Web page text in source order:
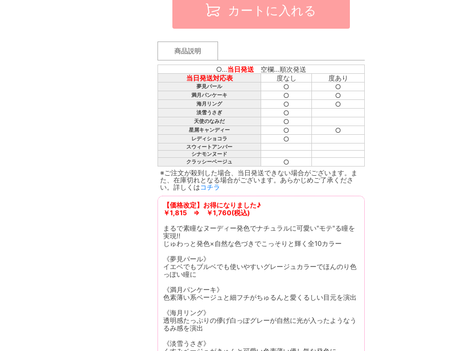
カートに入れる
商品説明
○…当日発送 空欄…順次発送
当日発送対応表
度なし 度あり
夢見パール ○ ○
満月パンケーキ ○ ○
海月リング ○ ○
淡雪うさぎ ○
天使のなみだ ○
星屑キャンディー ○ ○
レディショコラ ○
スウィートアンバー
シナモンヌード
クラッシーベージュ
○
※ご注文が殺到した場合、当日発送できない場合がございます。ま
た、在庫切れとなる場合がございます。あらかじめご了承くださ
い。詳しくはコチラ
【価格改定】お得になりました♪
￥1,815 ⇒ ￥1,760(税込)
まるで素瞳なヌーディー発色でナチュラルに可愛い"モテ"る瞳を
実現!!
じゅわっと発色×自然な色づきでこっそりと輝く全10カラー
《夢見パール》
イエベでもブルベでも使いやすいグレージュカラーでほんのり色
っぽい瞳に
《満月パンケーキ》
色素薄い系ベージュと細フチがちゅるんと愛くるしい目元を演出
《海月リング》
透明感たっぷりの儚げ白っぽグレーが自然に光が入ったようなう
るみ感を演出
《淡雪うさぎ》